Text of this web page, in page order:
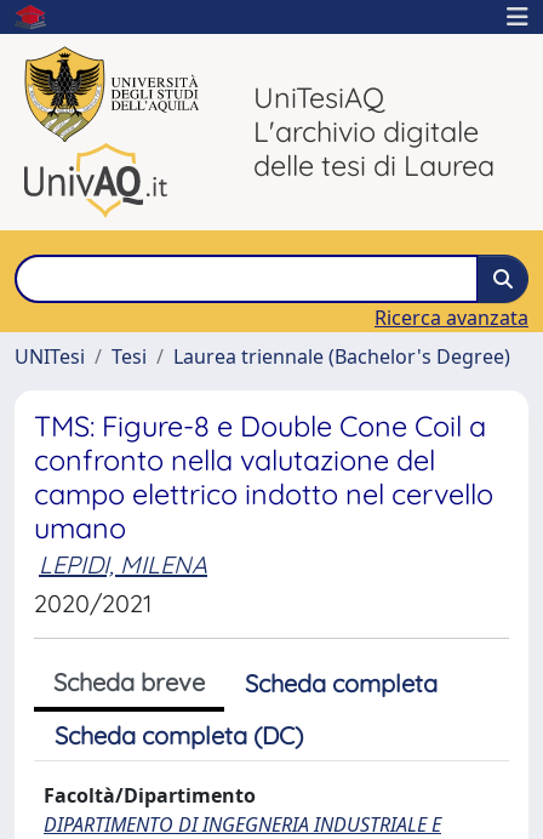
UniTesiAQ
L'archivio digitale
delle tesi di Laurea
Ricerca avanzata
UNITesi
Tesi Laurea triennale (Bachelor's Degree)
TMS: Figure-8 e Double Cone Coil a
confronto nella valutazione del
campo elettrico indotto nel cervello
umano
LEPIDI, MILENA
2020/2021
Scheda breve
Scheda completa
Scheda completa (DC)
Facoltà/Dipartimento
DIPARTIMENTO DI INGEGNERIA INDUSTRIALE E